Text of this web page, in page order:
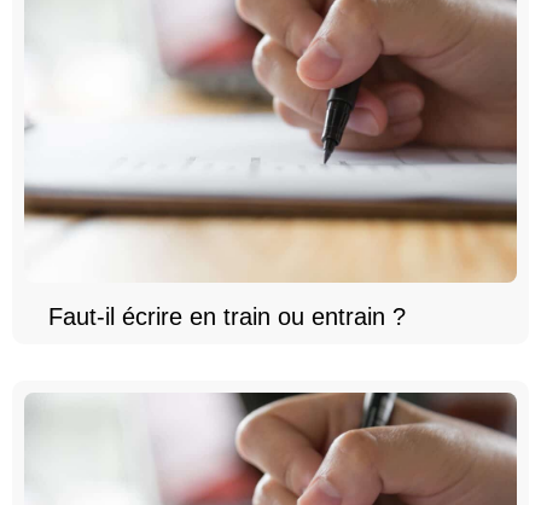
Faut-il écrire en train ou entrain ?